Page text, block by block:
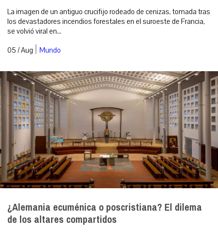
La imagen de un antiguo crucifijo rodeado de cenizas, tomada tras
los devastadores incendios forestales en el suroeste de Francia,
se volvió viral en...
05 / Aug | Mundo
¿Alemania ecuménica o poscristiana? El dilema
de los altares compartidos